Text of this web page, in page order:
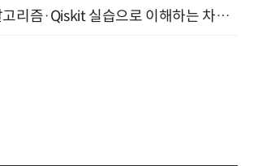
“큐비트·양자 알고리즘·Qiskit 실습으로 이해하는 차세대 컴퓨팅” (8/28)